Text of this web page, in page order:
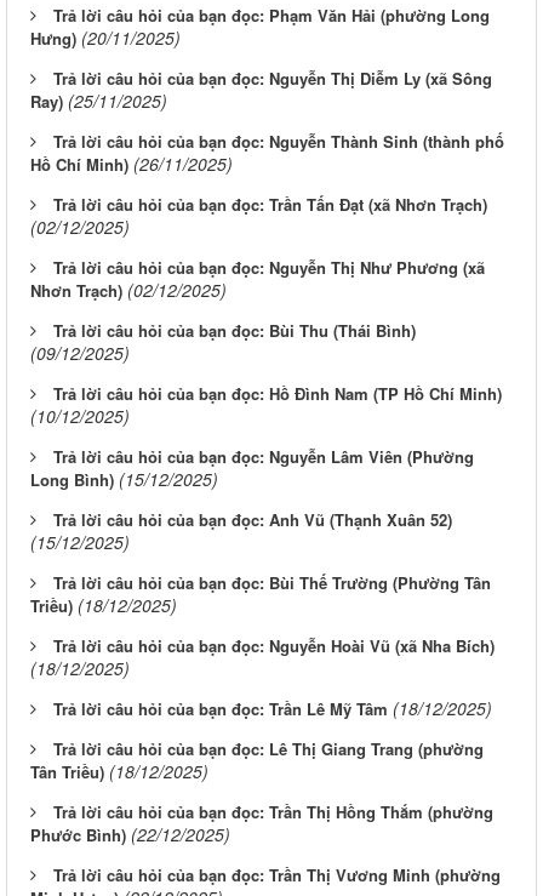
Trả lời câu hỏi của bạn đọc: Phạm Văn Hải (phường Long
Hưng) (20/11/2025)
Trả lời câu hỏi của bạn đọc: Nguyễn Thị Diễm Ly (xã Sông
Ray) (25/11/2025)
Trả lời câu hỏi của bạn đọc: Nguyễn Thành Sinh (thành phố
Hồ Chí Minh) (26/11/2025)
Trả lời câu hỏi của bạn đọc: Trần Tấn Đạt (xã Nhơn Trạch)
(02/12/2025)
Trả lời câu hỏi của bạn đọc: Nguyễn Thị Như Phương (xã
Nhơn Trạch) (02/12/2025)
Trả lời câu hỏi của bạn đọc: Bùi Thu (Thái Bình)
(09/12/2025)
Trả lời câu hỏi của bạn đọc: Hồ Đình Nam (TP Hồ Chí Minh)
(10/12/2025)
Trả lời câu hỏi của bạn đọc: Nguyễn Lâm Viên (Phường
Long Bình) (15/12/2025)
Trả lời câu hỏi của bạn đọc: Anh Vũ (Thạnh Xuân 52)
(15/12/2025)
Trả lời câu hỏi của bạn đọc: Bùi Thế Trường (Phường Tân
Triều) (18/12/2025)
Trả lời câu hỏi của bạn đọc: Nguyễn Hoài Vũ (xã Nha Bích)
(18/12/2025)
Trả lời câu hỏi của bạn đọc: Trần Lê Mỹ Tâm (18/12/2025)
Trả lời câu hỏi của bạn đọc: Lê Thị Giang Trang (phường
Tân Triều) (18/12/2025)
Trả lời câu hỏi của bạn đọc: Trần Thị Hồng Thắm (phường
Phước Bình) (22/12/2025)
Trả lời câu hỏi của bạn đọc: Trần Thị Vương Minh (phường